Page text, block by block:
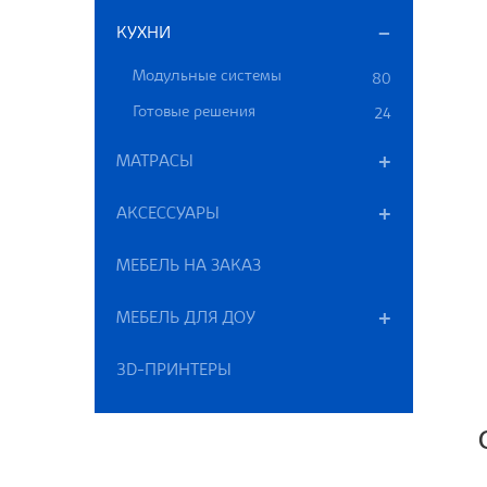
КУХНИ
Модульные системы
80
Готовые решения
24
МАТРАСЫ
АКСЕССУАРЫ
МЕБЕЛЬ НА ЗАКАЗ
МЕБЕЛЬ ДЛЯ ДОУ
3D-ПРИНТЕРЫ